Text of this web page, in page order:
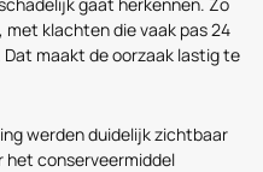
klachten die vaak pas 24
maakt de oorzaak lastig te
werden duidelijk zichtbaar
het conserveermiddel